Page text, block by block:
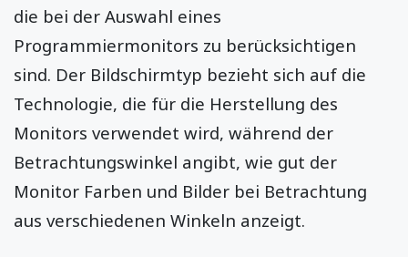
die bei der Auswahl eines
Programmiermonitors zu berücksichtigen
sind. Der Bildschirmtyp bezieht sich auf die
Technologie, die für die Herstellung des
Monitors verwendet wird, während der
Betrachtungswinkel angibt, wie gut der
Monitor Farben und Bilder bei Betrachtung
aus verschiedenen Winkeln anzeigt.